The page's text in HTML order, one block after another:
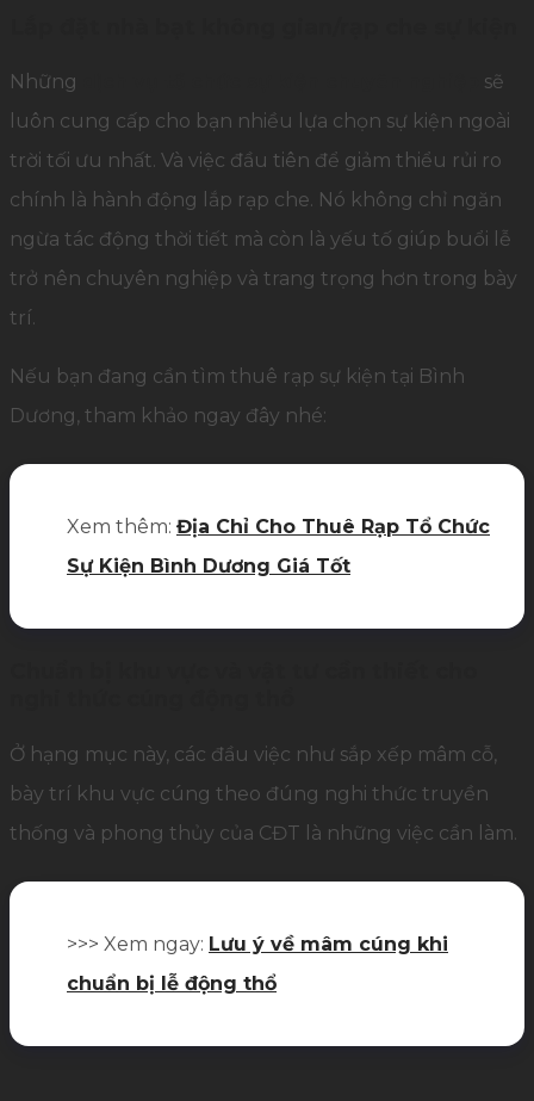
Những
sẽ
luôn cung cấp cho bạn nhiều lựa chọn sự kiện ngoài
trời tối ưu nhất. Và việc đầu tiên để giảm thiểu rủi ro
chính là hành động lắp rạp che. Nó không chỉ ngăn
ngừa tác động thời tiết mà còn là yếu tố giúp buổi lễ
trở nên chuyên nghiệp và trang trọng hơn trong bày
trí.
Nếu bạn đang cần tìm thuê rạp sự kiện tại Bình
Dương, tham khảo ngay đây nhé:
Xem thêm: Địa Chỉ Cho Thuê Rạp Tổ Chức
Sự Kiện Bình Dương Giá Tốt
Ở hạng mục này, các đầu việc như sắp xếp mâm cỗ,
bày trí khu vực cúng theo đúng nghi thức truyền
thống và phong thủy của CĐT là những việc cần làm.
>>> Xem ngay: Lưu ý về mâm cúng khi
chuẩn bị lễ động thổ